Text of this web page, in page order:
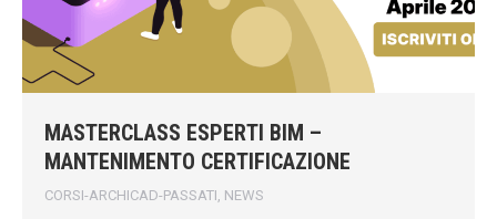
MASTERCLASS ESPERTI BIM –
MANTENIMENTO CERTIFICAZIONE
CORSI-ARCHICAD-PASSATI NEWS